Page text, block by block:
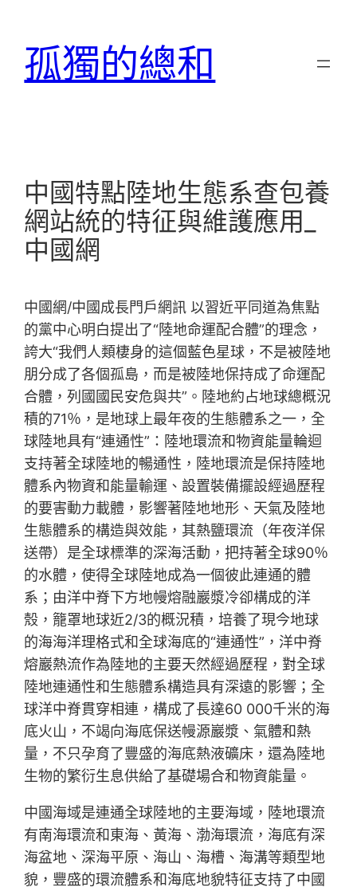
孤獨的總和
中國特點陸地生態系查包養
網站統的特征與維護應用_
中國網
中國網/中國成長門戶網訊 以習近平同道為焦點
的黨中心明白提出了“陸地命運配合體”的理念，
誇大“我們人類棲身的這個藍色星球，不是被陸地
朋分成了各個孤島，而是被陸地保持成了命運配
合體，列國國民安危與共”。陸地約占地球總概況
積的71％，是地球上最年夜的生態體系之一，全
球陸地具有“連通性”：陸地環流和物資能量輪迴
支持著全球陸地的暢通性，陸地環流是保持陸地
體系內物資和能量輸運、設置裝備擺設經過歷程
的要害動力載體，影響著陸地地形、天氣及陸地
生態體系的構造與效能，其熱鹽環流（年夜洋保
送帶）是全球標準的深海活動，把持著全球90％
的水體，使得全球陸地成為一個彼此連通的體
系；由洋中脊下方地幔熔融巖漿冷卻構成的洋
殼，籠罩地球近2/3的概況積，培養了現今地球
的海海洋理格式和全球海底的“連通性”，洋中脊
熔巖熱流作為陸地的主要天然經過歷程，對全球
陸地連通性和生態體系構造具有深遠的影響；全
球洋中脊貫穿相連，構成了長達60 000千米的海
底火山，不竭向海底保送幔源巖漿、氣體和熱
量，不只孕育了豐盛的海底熱液礦床，還為陸地
生物的繁衍生息供給了基礎場合和物資能量。
中國海域是連通全球陸地的主要海域，陸地環流
有南海環流和東海、黃海、渤海環流，海底有深
海盆地、深海平原、海山、海槽、海溝等類型地
貌，豐盛的環流體系和海底地貌特征支持了中國